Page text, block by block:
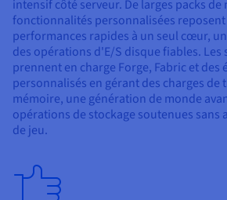
intensif côté serveur. De larges packs
fonctionnalités personnalisées reposent
performances rapides à un seul cœur, un
des opérations d'E/S disque fiables. Les
prennent en charge Forge, Fabric et des
personnalisés en gérant des charges de
mémoire, une génération de monde
opérations de stockage soutenues sans
de jeu.